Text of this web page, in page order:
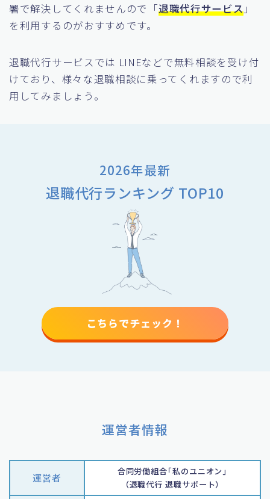
署で解決してくれませんので「退職代行サービス 」
を利用するのがおすすめです。
退職代行サービスでは LINEなどで無料相談を受け付
けており、様々な退職相談に乗ってくれますので利
用してみましょう。
2026年最新
退職代行ランキング TOP10
こちらでチェック！
運営者情報
運営者
合同労働組合｢私のユニオン｣
（退職代行 退職サポート）